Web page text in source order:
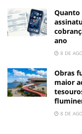
Quanto
ano
8 DE
Obras
maior
8 DE